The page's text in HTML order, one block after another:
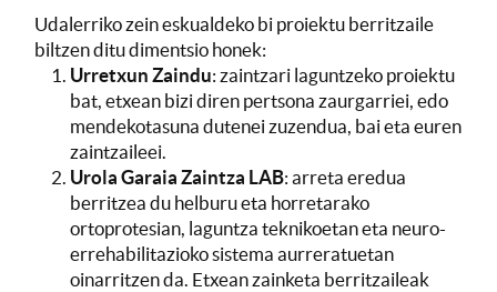
Udalerriko zein eskualdeko bi proiektu berritzaile
biltzen ditu dimentsio honek:
Urretxun Zaindu: zaintzari laguntzeko proiektu
bat, etxean bizi diren pertsona zaurgarriei, edo
mendekotasuna dutenei zuzendua, bai eta euren
zaintzaileei.
Urola Garaia Zaintza LAB: arreta eredua
berritzea du helburu eta horretarako
ortoprotesian, laguntza teknikoetan eta neuro-
errehabilitazioko sistema aurreratuetan
oinarritzen da. Etxean zainketa berritzaileak